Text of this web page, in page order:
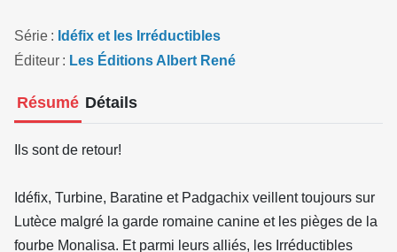
Série
Idéfix et les Irréductibles
Éditeur
Les Éditions Albert René
Résumé Détails
Ils sont de retour!
Idéfix, Turbine, Baratine et Padgachix veillent toujours sur
Lutèce malgré la garde romaine canine et les pièges de la
fourbe Monalisa. Et parmi leurs alliés, les Irréductibles